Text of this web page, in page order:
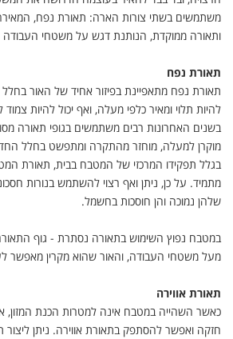
משתמשים בשתי צורות הארה: תאורת נפח,
ותאורה ממוקדת, הנותנת דגש על משטחי העבודה
תאורת נפח
תאורת נפח מתאפיינת בפיזור אחיד של האור בחלל
להיות תלוי ומאיר כלפי מעלה, ואף יכול להיות
בשנים האחרונות רבים משתמשים בגופי תאורה
מוקרן למעלה, מוחזר מהתקרה ומתפשט בחלל
בגלל תפקידו המרכזי של המטבח בבית, תאורת
מתמיד. על כן, ניתן ואף רצוי להשתמש בנורות
שלהן נמוכה והן חוסכות בחשמל.
במטבח נפוץ השימוש בתאורה נסתרת - גוף
מעל משטחי העבודה, והאור שהוא מקרין מאפשר
תאורת אווירה
כאשר השהייה במטבח אינה למטרות הכנת המזון,
חזקה ואפשר להסתפק בתאורת אווירה. ניתן ליצור